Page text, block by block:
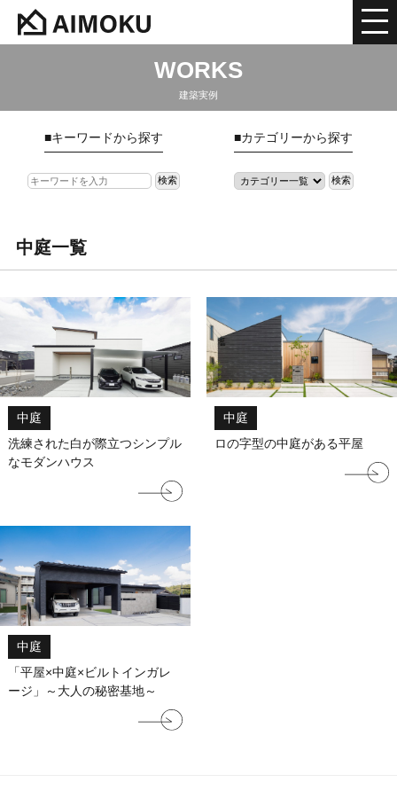
WORKS
建築実例
■キーワードから探す ■カテゴリーから探す
中庭一覧
中庭
洗練された白が際立つシンプル
なモダンハウス
中庭
ロの字型の中庭がある平屋
中庭
「平屋×中庭×ビルトインガレ
ージ」～大人の秘密基地～